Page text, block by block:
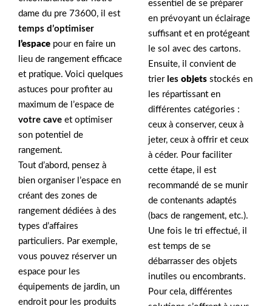
dame du pre 73600, il est
temps d’optimiser
l’espace pour en faire un
lieu de rangement efficace
et pratique. Voici quelques
astuces pour profiter au
maximum de l’espace de
votre cave et optimiser
son potentiel de
rangement.
Tout d’abord, pensez à
bien organiser l’espace en
créant des zones de
rangement dédiées à des
types d’affaires
particuliers. Par exemple,
vous pouvez réserver un
espace pour les
équipements de jardin, un
endroit pour les produits
essentiel de se préparer
en prévoyant un éclairage
suffisant et en protégeant
le sol avec des cartons.
Ensuite, il convient de
trier les objets stockés en
les répartissant en
différentes catégories :
ceux à conserver, ceux à
jeter, ceux à offrir et ceux
à céder. Pour faciliter
cette étape, il est
recommandé de se munir
de contenants adaptés
(bacs de rangement, etc.).
Une fois le tri effectué, il
est temps de se
débarrasser des objets
inutiles ou encombrants.
Pour cela, différentes